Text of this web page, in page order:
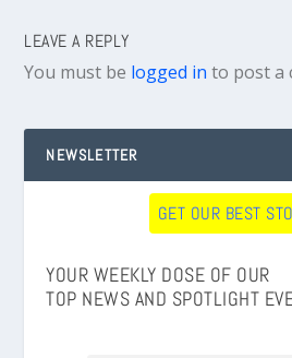
LEAVE A REPLY
You must be logged in to post a
NEWSLETTER
GET OUR BEST
YOUR WEEKLY DOSE OF OUR
TOP NEWS AND SPOTLIGHT